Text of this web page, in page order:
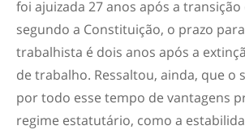
foi ajuizada 27 anos após a
segundo a Constituição, o prazo
trabalhista é dois anos após a
de trabalho. Ressaltou, ainda, que o
por todo esse tempo de vantagens
regime estatutário, como a